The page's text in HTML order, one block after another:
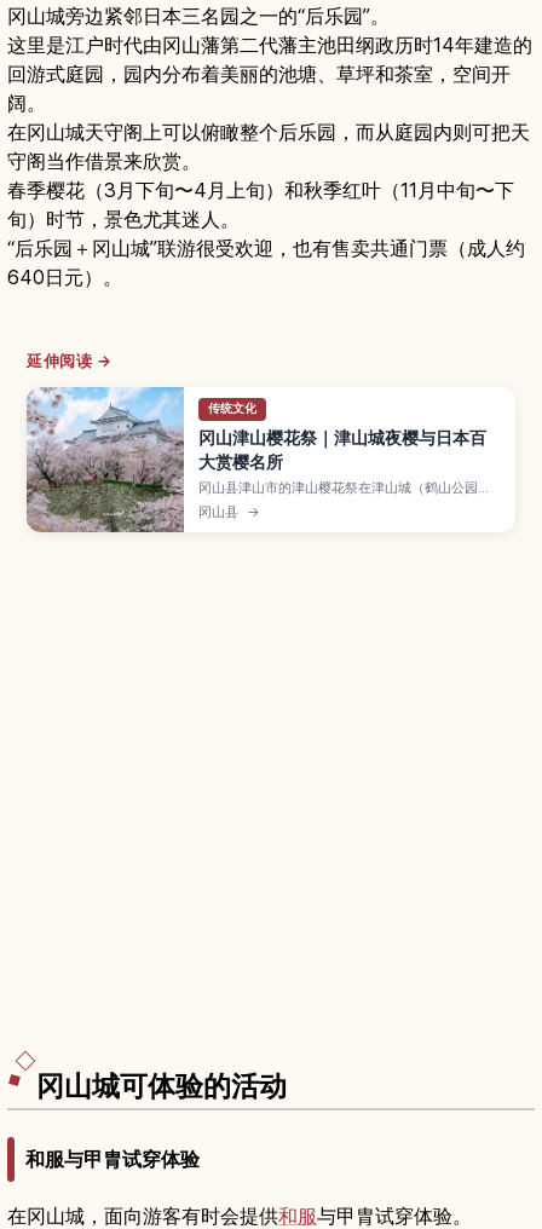
冈山城旁边紧邻日本三名园之一的“后乐园”。
这里是江户时代由冈山藩第二代藩主池田纲政历时14年建造的
回游式庭园，园内分布着美丽的池塘、草坪和茶室，空间开
阔。
在冈山城天守阁上可以俯瞰整个后乐园，而从庭园内则可把天
守阁当作借景来欣赏。
春季樱花（3月下旬〜4月上旬）和秋季红叶（11月中旬〜下
旬）时节，景色尤其迷人。
“后乐园＋冈山城”联游很受欢迎，也有售卖共通门票（成人约
640日元）。
延伸阅读 →
传统文化
冈山津山樱花祭｜津山城夜樱与日本百
大赏樱名所
冈山县津山市的津山樱花祭在津山城（鹤山公园）
举行，被列入“日本樱花名所100选”，约1000株染
井吉野在城迹周围盛放，夜间还有梦幻灯光点缀。
冈山县 →
冈山城可体验的活动
和服与甲胄试穿体验
在冈山城，面向游客有时会提供和服与甲胄试穿体验。